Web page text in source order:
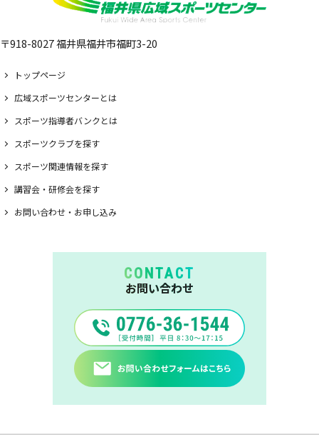
〒918-8027 福井県福井市福町3-20
トップページ
広域スポーツセンターとは
スポーツ指導者バンクとは
スポーツクラブを探す
スポーツ関連情報を探す
講習会・研修会を探す
お問い合わせ・お申し込み
CONTACT
お問い合わせ